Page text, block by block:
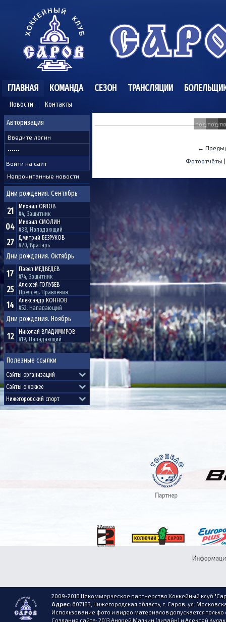
ГЛАВНАЯ
Новости Контакты
КОМАНДА СЕЗОН ТРАНСЛЯЦИИ
Авторизация
Непрочитанные новости
Дни рождения. Сентябрь
21 Михаил ОРЛОВ
#4, Защитник
04 Михаил СМОЛИН
#38, Нападающий
27 Дмитрий БЕЗРУКОВ
#20, Вратарь
Дни рождения. Октябрь
17 Павел МЕДВЕДЕВ
#74, Защитник
25 Алексей ГОЛУБЕВ
Председ. Правления
14 Александр КОННОВ
#52, Нападающий
Дни рождения. Ноябрь
12 Николай ВЛАДИМИРОВ
#19, Нападающий
Полезные ссылки
←
Фотоотчёты
2009-2018 Некоммерческое партнерство Хоккейный клуб
Адрес:607183, Нижегородская область, г. Саров, ул.
Использование фото и видео материалов допускается
Создание сайта: 2013 Андрей Малкин (дизайн) и Алексей